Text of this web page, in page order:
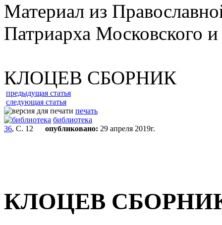
Материал из
Патриарха Московского
КЛОЦЕВ СБОРНИК
предыдущая статья
следующая статья
печать
библиотека
36, С. 12 опубликовано: 29 апреля 2019г.
КЛОЦЕВ